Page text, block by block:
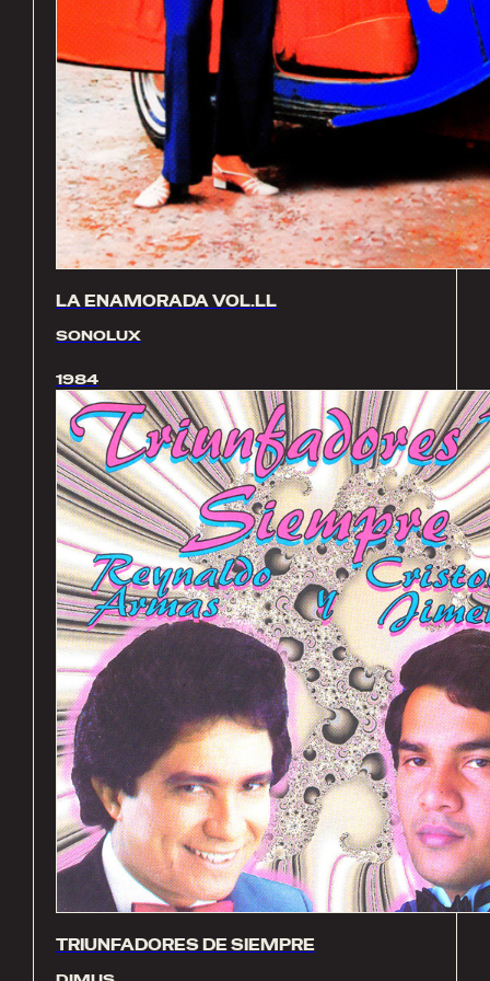
LA ENAMORADA VOL.LL
SONOLUX
1984
TRIUNFADORES DE SIEMPRE